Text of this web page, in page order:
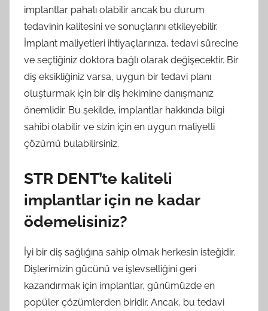
implantlar pahalı olabilir ancak bu durum
tedavinin kalitesini ve sonuçlarını etkileyebilir.
İmplant maliyetleri ihtiyaçlarınıza, tedavi sürecine
ve seçtiğiniz doktora bağlı olarak değişecektir. Bir
diş eksikliğiniz varsa, uygun bir tedavi planı
oluşturmak için bir diş hekimine danışmanız
önemlidir. Bu şekilde, implantlar hakkında bilgi
sahibi olabilir ve sizin için en uygun maliyetli
çözümü bulabilirsiniz.
STR DENT’te kaliteli
implantlar için ne kadar
ödemelisiniz?
İyi bir diş sağlığına sahip olmak herkesin isteğidir.
Dişlerimizin gücünü ve işlevselliğini geri
kazandırmak için implantlar, günümüzde en
popüler çözümlerden biridir. Ancak, bu tedavi